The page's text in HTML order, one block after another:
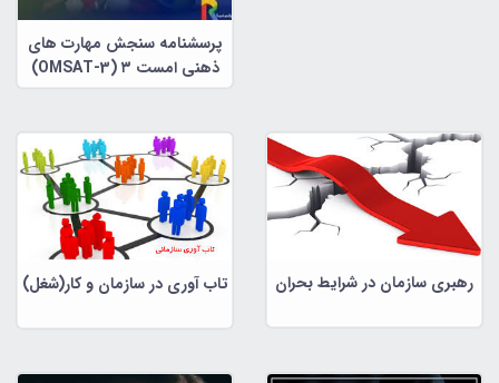
پرسشنامه سنجش مهارت های
ذهنی امست ۳ (OMSAT-3)
رهبری سازمان در شرایط بحران تاب آوری در سازمان و کار(شغل)